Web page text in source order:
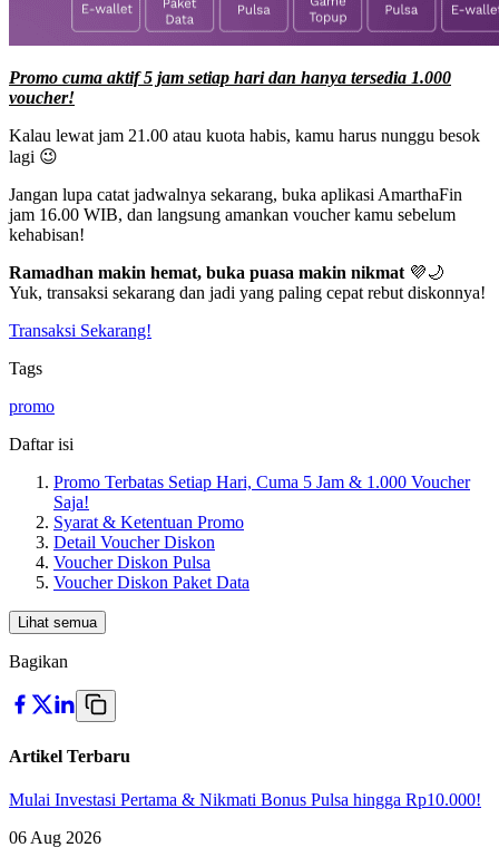
Promo cuma aktif 5 jam setiap hari dan hanya tersedia 1.000
voucher!
Kalau lewat jam 21.00 atau kuota habis, kamu harus nunggu besok
lagi 😉
Jangan lupa catat jadwalnya sekarang, buka aplikasi AmarthaFin
jam 16.00 WIB, dan langsung amankan voucher kamu sebelum
kehabisan!
Ramadhan makin hemat, buka puasa makin nikmat 💜🌙
Yuk, transaksi sekarang dan jadi yang paling cepat rebut diskonnya!
Transaksi Sekarang!
Tags
promo
Daftar isi
Promo Terbatas Setiap Hari, Cuma 5 Jam & 1.000 Voucher
Saja!
Syarat & Ketentuan Promo
Detail Voucher Diskon
Voucher Diskon Pulsa
Voucher Diskon Paket Data
Lihat semua
Bagikan
Artikel Terbaru
Mulai Investasi Pertama & Nikmati Bonus Pulsa hingga Rp10.000!
06 Aug 2026